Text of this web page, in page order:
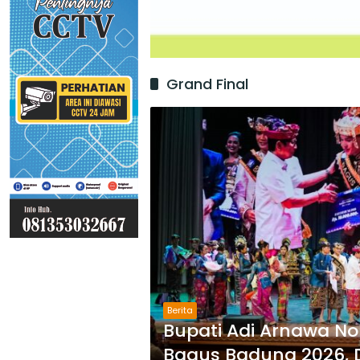
Grand Final
Berita
Bupati Adi Arnawa
Bagus Badung 2026,